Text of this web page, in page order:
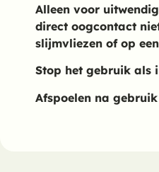
Alleen voor
direct oogcontact
slijmvliezen of op
Stop het gebruik als
Afspoelen na gebruik